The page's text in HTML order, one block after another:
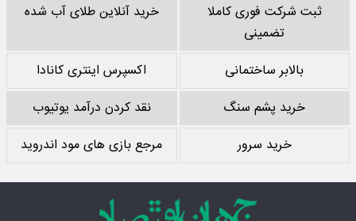
ثبت شرکت فوری کاملا
تضمینی
خرید آنلاین طلای آب شده
بالابر ساختمانی
اکسپرس اینتری کانادا
خرید پشم سنگ
نقد کردن درآمد یوتیوب
خرید سرور
مرجع بازی های مود اندروید